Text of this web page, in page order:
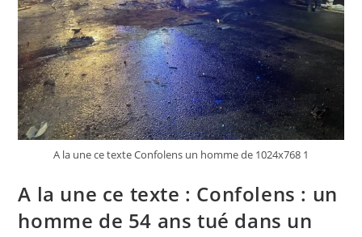
A la une ce texte Confolens un homme de 1024x768 1
A la une ce texte : Confolens : un
homme de 54 ans tué dans un